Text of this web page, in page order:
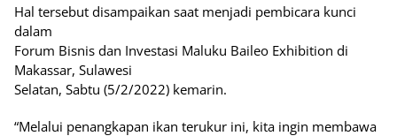
Hal tersebut disampaikan saat menjadi pembicara kunci
dalam
Forum Bisnis dan Investasi Maluku Baileo Exhibition di
Makassar, Sulawesi
Selatan, Sabtu (5/2/2022) kemarin.
“Melalui penangkapan ikan terukur ini, kita ingin membawa